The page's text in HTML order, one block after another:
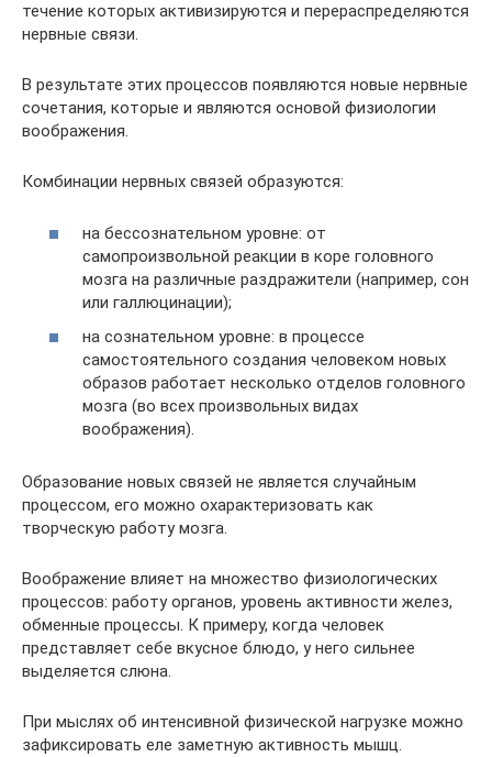
течение которых активизируются и перераспределяются
нервные связи.
В результате этих процессов появляются новые нервные
сочетания, которые и являются основой физиологии
воображения.
Комбинации нервных связей образуются:
на бессознательном уровне: от
самопроизвольной реакции в коре головного
мозга на различные раздражители (например, сон
или галлюцинации);
на сознательном уровне: в процессе
самостоятельного создания человеком новых
образов работает несколько отделов головного
мозга (во всех произвольных видах
воображения).
Образование новых связей не является случайным
процессом, его можно охарактеризовать как
творческую работу мозга.
Воображение влияет на множество физиологических
процессов: работу органов, уровень активности желез,
обменные процессы. К примеру, когда человек
представляет себе вкусное блюдо, у него сильнее
выделяется слюна.
При мыслях об интенсивной физической нагрузке можно
зафиксировать еле заметную активность мышц.